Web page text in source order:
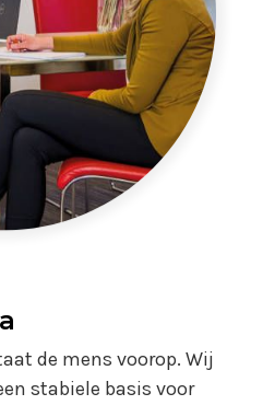
de mens voorop. Wij
stabiele basis voor